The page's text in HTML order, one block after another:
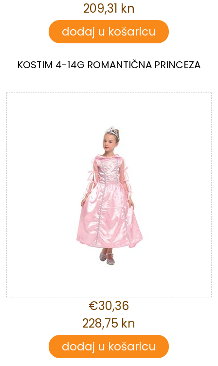
209,31 kn
KOSTIM 4-14G ROMANTIČNA PRINCEZA
€30,36
228,75 kn